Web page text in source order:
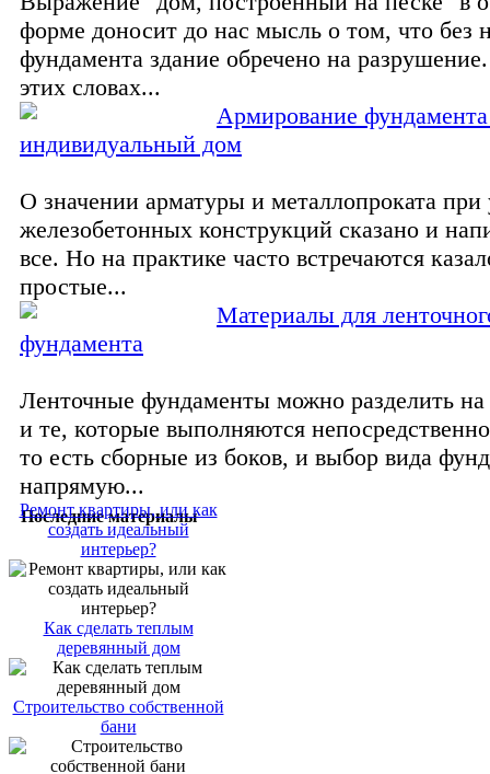
форме доносит до нас мысль о том, что без
фундамента здание обречено на
этих словах...
Армирование
индивидуальный дом
О значении арматуры и металлопроката при
железобетонных конструкций сказано и
все. Но на практике часто встречаются
простые...
Материалы для
фундамента
Ленточные фундаменты можно разделить
и те, которые выполняются
то есть сборные из боков, и выбор вида
напрямую...
Последние материалы
Ремонт квартиры, или как
создать идеальный
интерьер?
Как сделать теплым
деревянный дом
Строительство собственной
бани